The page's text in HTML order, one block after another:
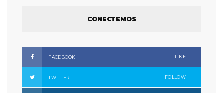
CONECTEMOS
FACEBOOK LIKE
TWITTER FOLLOW